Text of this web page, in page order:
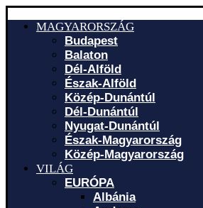
MAGYARORSZÁG
Budapest
Balaton
Dél-Alföld
Észak-Alföld
Közép-Dunántúl
Dél-Dunántúl
Nyugat-Dunántúl
Észak-Magyarország
Közép-Magyarország
VILÁG
EURÓPA
Albánia